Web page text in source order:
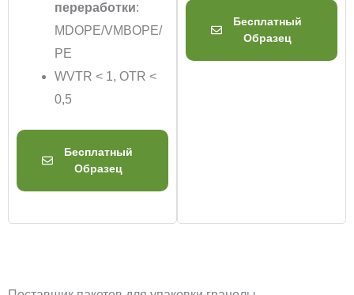
переработки:
MDOPE/VMBOPE/
PE
WVTR < 1, OTR <
0,5
Бесплатный
Образец
Бесплатный
Образец